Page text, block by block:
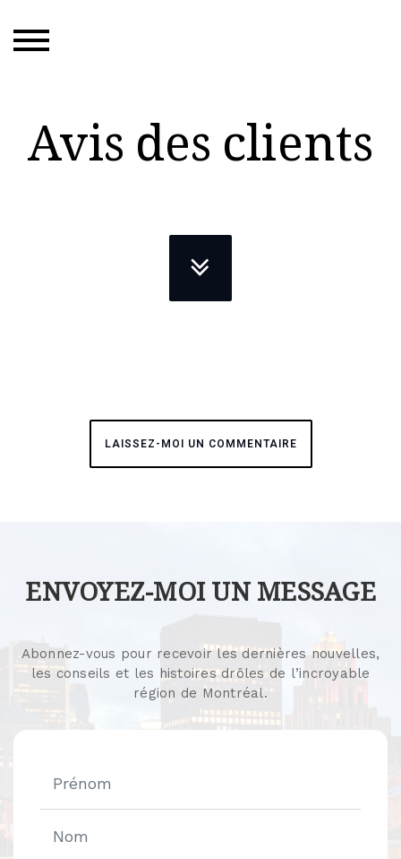
Avis des clients
LAISSEZ-MOI UN COMMENTAIRE
ENVOYEZ-MOI UN MESSAGE
Abonnez-vous pour recevoir les dernières nouvelles,
les conseils et les histoires drôles de l’incroyable
région de Montréal.